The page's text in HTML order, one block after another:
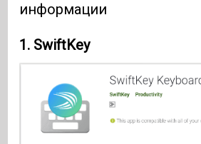
информации
1. SwiftKey